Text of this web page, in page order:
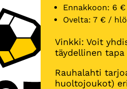
Ennakkoon: 6
Ovelta: 7 € / hlö
Vinkki: Voit
täydellinen
Rauhalahti
huoltojoukot)